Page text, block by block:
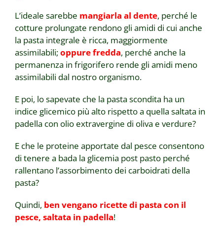
L’ideale sarebbe mangiarla al dente, perché le
cotture prolungate rendono gli amidi di cui anche
la pasta integrale è ricca, maggiormente
assimilabili;oppure fredda, perché anche la
permanenza in frigorifero rende gli amidi meno
assimilabili dal nostro organismo.
E poi, lo sapevate che la pasta scondita ha un
indice glicemico più alto rispetto a quella saltata in
padella con olio extravergine di oliva e verdure?
E che le proteine apportate dal pesce consentono
di tenere a bada la glicemia post pasto perché
rallentano l’assorbimento dei carboidrati della
pasta?
Quindi, ben vengano ricette di pasta con il
pesce, saltata in padella!